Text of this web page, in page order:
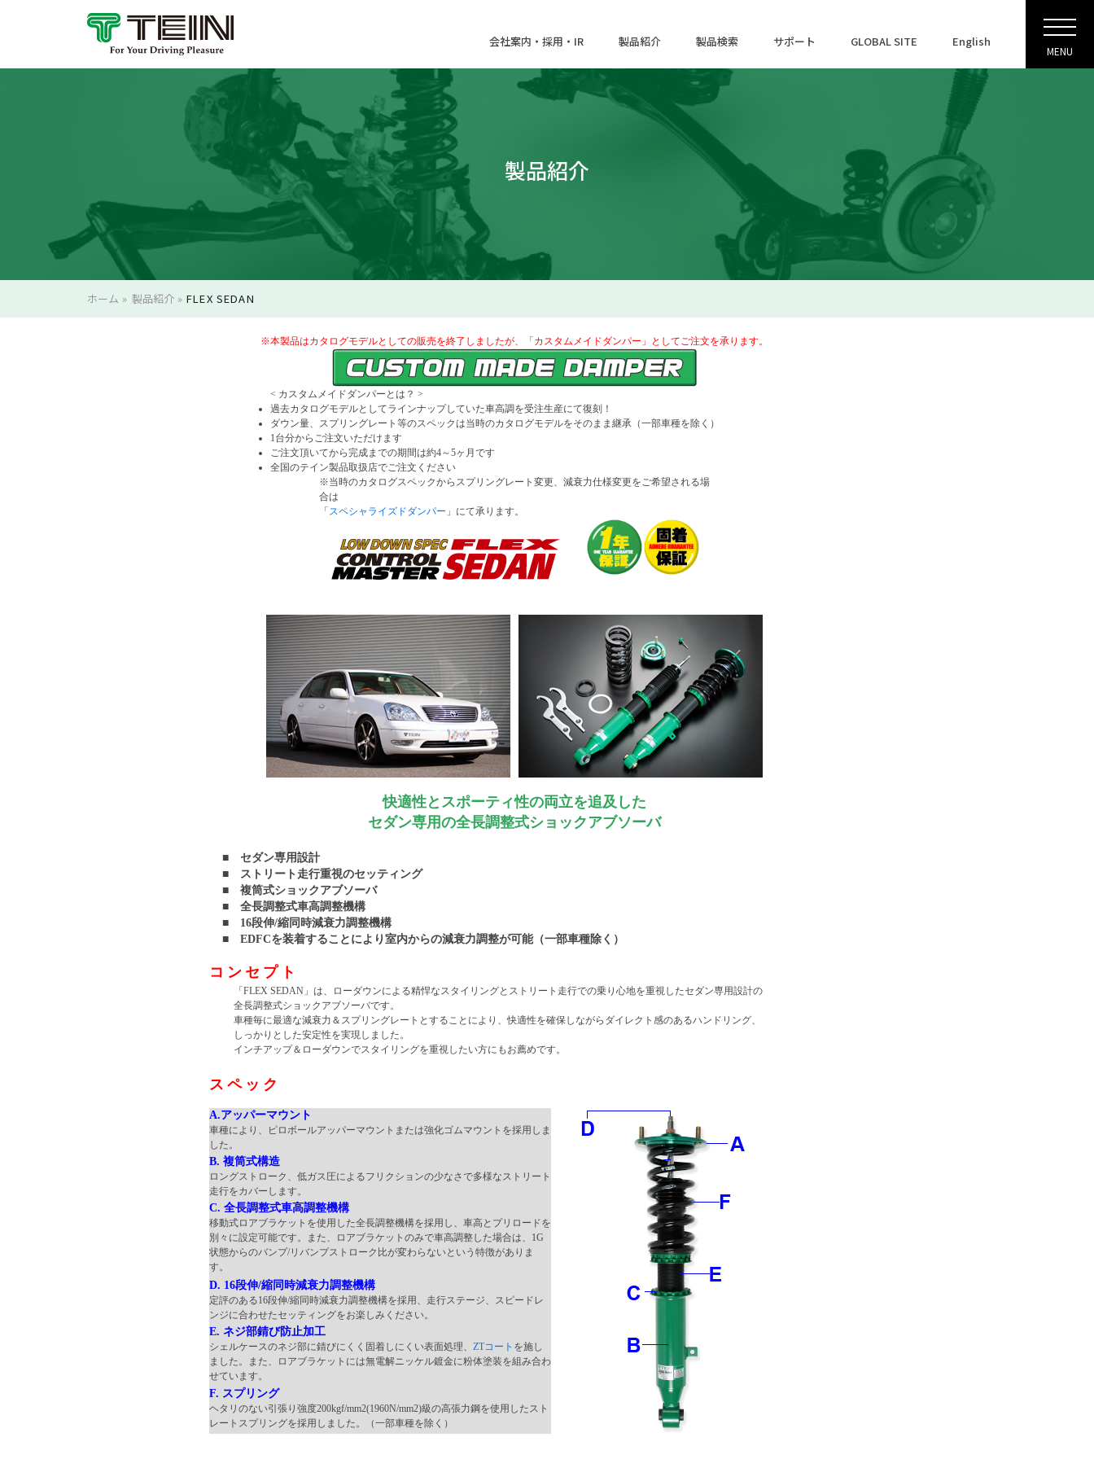
会社案内・採用・IR 製品紹介 製品検索 サポート GLOBAL SITE English
MENU
製品紹介
ホーム » 製品紹介»FLEX SEDAN
※本製品はカタログモデルとしての販売を終了しましたが、「カスタムメイドダンパー」としてご注文を承ります。
< カスタムメイドダンパーとは？ >
過去カタログモデルとしてラインナップしていた車高調を受注生産にて復刻！
ダウン量、スプリングレート等のスペックは当時のカタログモデルをそのまま継承（一部車種を除く）
1台分からご注文いただけます
ご注文頂いてから完成までの期間は約4～5ヶ月です
全国のテイン製品取扱店でご注文ください
※当時のカタログスペックからスプリングレート変更、減衰力仕様変更をご希望される場
合は
「 スペシャライズドダンパー 」にて承ります。
快適性とスポーティ性の両立を追及した
セダン専用の全長調整式ショックアブソーバ
■ セダン専用設計
■ ストリート走行重視のセッティング
■ 複筒式ショックアブソーバ
■ 全長調整式車高調整機構
■ 16段伸/縮同時減衰力調整機構
■ EDFCを装着することにより室内からの減衰力調整が可能（一部車種除く）
コンセプト
「FLEX SEDAN」は、ローダウンによる精悍なスタイリングとストリート走行での乗り心地を重視したセダン専用設計の
全長調整式ショックアブソーバです。
車種毎に最適な減衰力＆スプリングレートとすることにより、快適性を確保しながらダイレクト感のあるハンドリング、
しっかりとした安定性を実現しました。
インチアップ＆ローダウンでスタイリングを重視したい方にもお薦めです。
スペック
A.アッパーマウント
車種により、ピロボールアッパーマウントまたは強化ゴムマウントを採用しま
した。
B. 複筒式構造
ロングストローク、低ガス圧によるフリクションの少なさで多様なストリート
走行をカバーします。
C. 全長調整式車高調整機構
移動式ロアブラケットを使用した全長調整機構を採用し、車高とプリロードを
別々に設定可能です。また、ロアブラケットのみで車高調整した場合は、1G
状態からのバンプ/リバンプストローク比が変わらないという特徴がありま
す。
D. 16段伸/縮同時減衰力調整機構
定評のある16段伸/縮同時減衰力調整機構を採用、走行ステージ、スピードレ
ンジに合わせたセッティングをお楽しみください。
E. ネジ部錆び防止加工
シェルケースのネジ部に錆びにくく固着しにくい表面処理、 ZTコート を施し
ました。また、ロアブラケットには無電解ニッケル鍍金に粉体塗装を組み合わ
せています。
F. スプリング
ヘタリのない引張り強度200kgf/mm2(1960N/mm2)級の高張力鋼を使用したスト
レートスプリングを採用しました。（一部車種を除く）